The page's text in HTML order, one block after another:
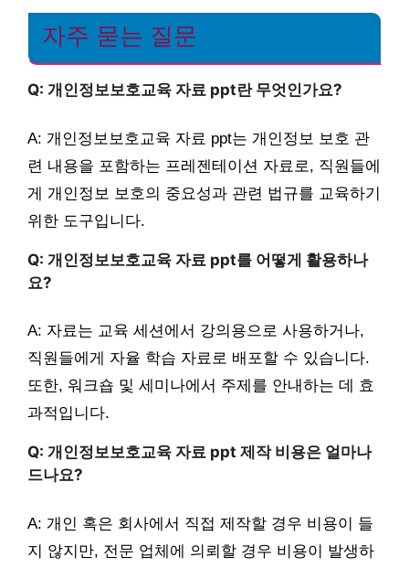
자주 묻는 질문
Q: 개인정보보호교육 자료 ppt란 무엇인가요?
A: 개인정보보호교육 자료 ppt는 개인정보 보호 관
련 내용을 포함하는 프레젠테이션 자료로, 직원들에
게 개인정보 보호의 중요성과 관련 법규를 교육하기
위한 도구입니다.
Q: 개인정보보호교육 자료 ppt를 어떻게 활용하나
요?
A: 자료는 교육 세션에서 강의용으로 사용하거나,
직원들에게 자율 학습 자료로 배포할 수 있습니다.
또한, 워크숍 및 세미나에서 주제를 안내하는 데 효
과적입니다.
Q: 개인정보보호교육 자료 ppt 제작 비용은 얼마나
드나요?
A: 개인 혹은 회사에서 직접 제작할 경우 비용이 들
지 않지만, 전문 업체에 의뢰할 경우 비용이 발생하